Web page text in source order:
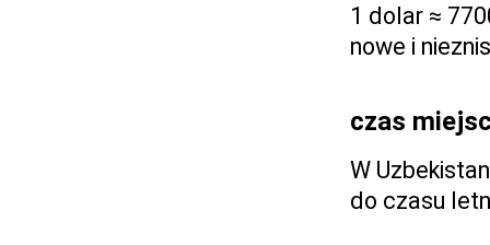
1 dolar ≈
nowe i
czas
W
do czasu